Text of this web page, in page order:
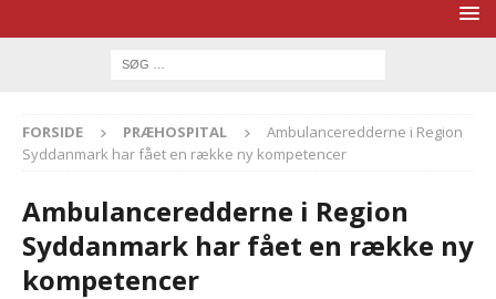
FORSIDE PRÆHOSPITAL
Ambulanceredderne i Region
Syddanmark har fået en række ny kompetencer
Ambulanceredderne i Region
Syddanmark har fået en række ny
kompetencer